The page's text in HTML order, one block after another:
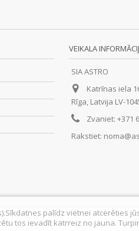
VEIKALA
SIA ASTRO
Katrīnas iela
Rīga, Latvija LV-
Zvaniet: +371
Rakstiet:
palīdz vietnei
tos ievadīt katrreiz no jauna.